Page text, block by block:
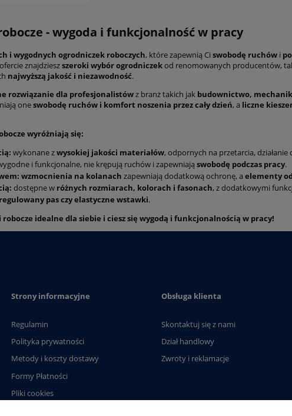
- wygoda i funkcjonalność w pracy
i wygodnych ogrodniczek roboczych, które zapewnią Ci swobodę ruchów i
znajdzieszszeroki wybór ogrodniczekod renomowanych producentów,
najwyższą jakość i niezawodność.
rozwiązanie dla profesjonalistówz branż takich jak budownictwo,
oneswobodę ruchów i komfort noszenia przez cały dzień, a liczne
wyróżniają się:
wykonane zwysokiej jakości materiałów, odpornych na przetarcia, działanie
i funkcjonalne, nie krępują ruchów i zapewniają swobodę podczas pracy.
wzmocnienia na kolanach zapewniają dodatkową ochronę, a elementy
dostępne w różnych rozmiarach, kolorach i fasonach, z dodatkowymi
pas czy elastyczne wstawki.
idealne dla siebie i ciesz się wygodą i funkcjonalnością w pracy!
Strony informacyjne
Regulamin
Polityka prywatności
Metody i koszty dostawy
Formy Płatności
Pliki cookies
Obsługa klienta
Skontaktuj się z nami
Dział handlowy
Zwroty i reklamacje